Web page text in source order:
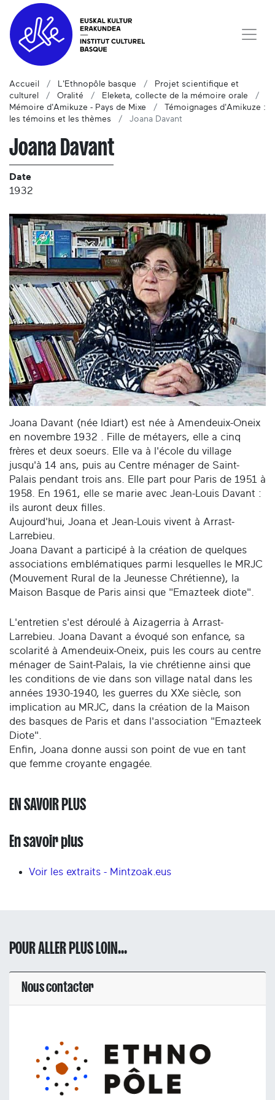
Accueil L'Ethnopôle basque
Projet scientifique et
culturel
Oralité
Eleketa, collecte de la mémoire orale
Mémoire d'Amikuze - Pays de Mixe
Témoignages d'Amikuze :
les témoins et les thèmes
Joana Davant
Joana Davant
Date
1932
Joana Davant (née Idiart) est née à Amendeuix-Oneix
en novembre 1932 . Fille de métayers, elle a cinq
frères et deux soeurs. Elle va à l'école du village
jusqu'à 14 ans, puis au Centre ménager de Saint-
Palais pendant trois ans. Elle part pour Paris de 1951 à
1958. En 1961, elle se marie avec Jean-Louis Davant :
ils auront deux filles.
Aujourd'hui, Joana et Jean-Louis vivent à Arrast-
Larrebieu.
Joana Davant a participé à la création de quelques
associations emblématiques parmi lesquelles le MRJC
(Mouvement Rural de la Jeunesse Chrétienne), la
Maison Basque de Paris ainsi que "Emazteek diote".
L'entretien s'est déroulé à Aizagerria à Arrast-
Larrebieu. Joana Davant a évoqué son enfance, sa
scolarité à Amendeuix-Oneix, puis les cours au centre
ménager de Saint-Palais, la vie chrétienne ainsi que
les conditions de vie dans son village natal dans les
années 1930-1940, les guerres du XXe siècle, son
implication au MRJC, dans la création de la Maison
des basques de Paris et dans l'association "Emazteek
Diote".
Enfin, Joana donne aussi son point de vue en tant
que femme croyante engagée.
EN SAVOIR PLUS
En savoir plus
Voir les extraits - Mintzoak.eus
POUR ALLER PLUS LOIN...
Nous contacter